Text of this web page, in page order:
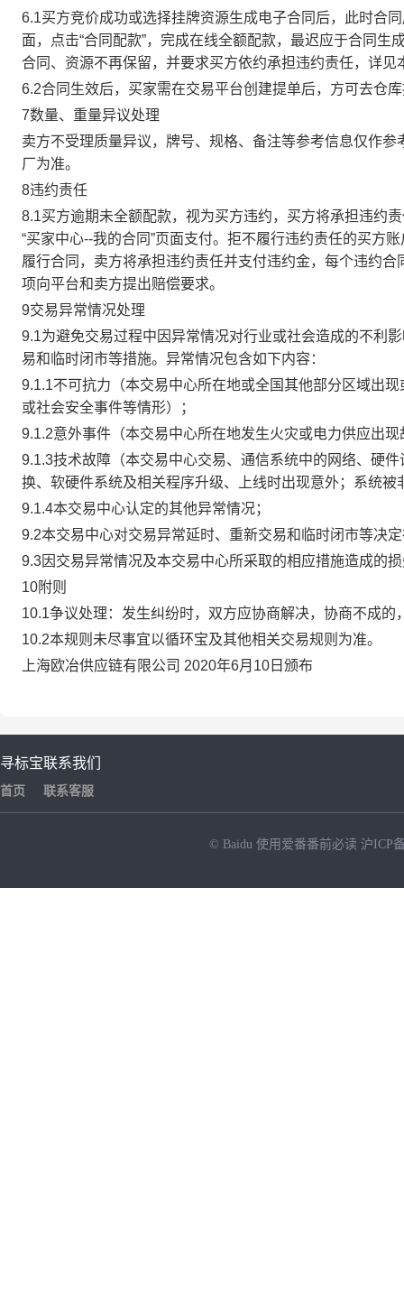
6.1买方竞价成功或选择挂牌资源生成电子合同后，此时合
面，点击“合同配款”，完成在线全额配款，最迟应于合同
合同、资源不再保留，并要求买方依约承担违约责任，详见
6.2合同生效后，买家需在交易平台创建提单后，方可去仓
7数量、重量异议处理
卖方不受理质量异议，牌号、规格、备注等参考信息仅作
厂为准。
8违约责任
8.1买方逾期未全额配款，视为买方违约，买方将承担违约
“买家中心--我的合同”页面支付。拒不履行违约责任的买方
履行合同，卖方将承担违约责任并支付违约金，每个违约
项向平台和卖方提出赔偿要求。
9交易异常情况处理
9.1为避免交易过程中因异常情况对行业或社会造成的不利
易和临时闭市等措施。异常情况包含如下内容：
9.1.1不可抗力（本交易中心所在地或全国其他部分区域出
或社会安全事件等情形）；
9.1.2意外事件（本交易中心所在地发生火灾或电力供应出
9.1.3技术故障（本交易中心交易、通信系统中的网络、硬
换、软硬件系统及相关程序升级、上线时出现意外；系统
9.1.4本交易中心认定的其他异常情况；
9.2本交易中心对交易异常延时、重新交易和临时闭市等决
9.3因交易异常情况及本交易中心所采取的相应措施造成的
10附则
10.1争议处理：发生纠纷时，双方应协商解决，协商不成
10.2本规则未尽事宜以循环宝及其他相关交易规则为准。
上海欧冶供应链有限公司 2020年6月10日颁布
寻标宝
首页
联系我们
联系客服
© Baidu 使用爱番番前必读 沪ICP